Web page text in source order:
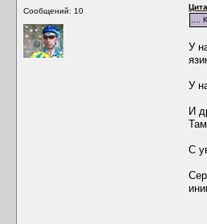
Сообщений: 10
....
У
У
И
С